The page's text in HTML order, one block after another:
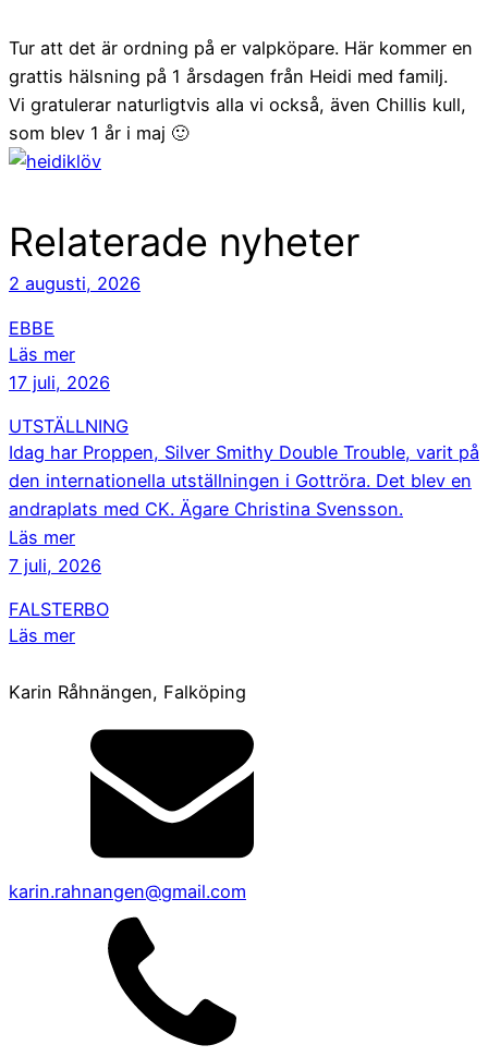
Tur att det är ordning på er valpköpare. Här kommer en
grattis hälsning på 1 årsdagen från Heidi med familj.
Vi gratulerar naturligtvis alla vi också, även Chillis kull,
som blev 1 år i maj 🙂
Relaterade nyheter
2 augusti, 2026
EBBE
Läs mer
17 juli, 2026
UTSTÄLLNING
Idag har Proppen, Silver Smithy Double Trouble, varit på
den internationella utställningen i Gottröra. Det blev en
andraplats med CK. Ägare Christina Svensson.
Läs mer
7 juli, 2026
FALSTERBO
Läs mer
Karin Råhnängen, Falköping
karin.rahnangen@gmail.com